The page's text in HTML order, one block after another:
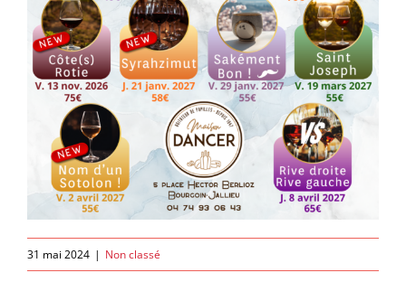
31 mai 2024 | Non classé